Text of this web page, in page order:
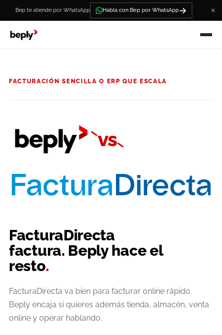
Bep te atiende por WhatsApp Habla con Bep por WhatsApp→
FACTURACIÓN SENCILLA O ERP QUE ESCALA
vs
FacturaDirecta
factura. Beply hace el
resto.
FacturaDirecta va bien para facturar online rápido.
Beply encaja si quieres además tienda, almacén, venta
online y operar hablando.